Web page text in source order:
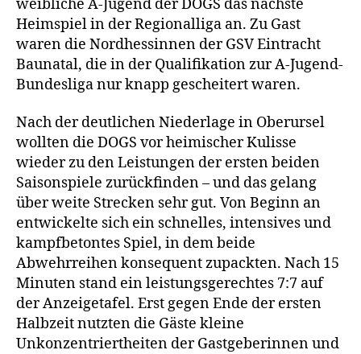
weibliche A-Jugend der DOGS das nächste
Heimspiel in der Regionalliga an. Zu Gast
waren die Nordhessinnen der GSV Eintracht
Baunatal, die in der Qualifikation zur A-Jugend-
Bundesliga nur knapp gescheitert waren.
Nach der deutlichen Niederlage in Oberursel
wollten die DOGS vor heimischer Kulisse
wieder zu den Leistungen der ersten beiden
Saisonspiele zurückfinden – und das gelang
über weite Strecken sehr gut. Von Beginn an
entwickelte sich ein schnelles, intensives und
kampfbetontes Spiel, in dem beide
Abwehrreihen konsequent zupackten. Nach 15
Minuten stand ein leistungsgerechtes 7:7 auf
der Anzeigetafel. Erst gegen Ende der ersten
Halbzeit nutzten die Gäste kleine
Unkonzentriertheiten der Gastgeberinnen und